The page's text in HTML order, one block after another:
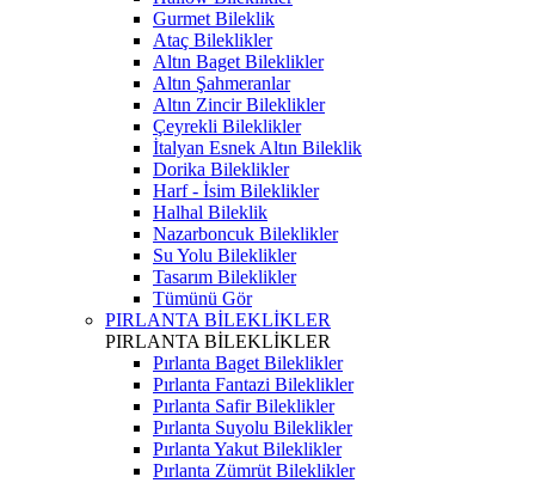
Gurmet Bileklik
Ataç Bileklikler
Altın Baget Bileklikler
Altın Şahmeranlar
Altın Zincir Bileklikler
Çeyrekli Bileklikler
İtalyan Esnek Altın Bileklik
Dorika Bileklikler
Harf - İsim Bileklikler
Halhal Bileklik
Nazarboncuk Bileklikler
Su Yolu Bileklikler
Tasarım Bileklikler
Tümünü Gör
PIRLANTA BİLEKLİKLER
PIRLANTA BİLEKLİKLER
Pırlanta Baget Bileklikler
Pırlanta Fantazi Bileklikler
Pırlanta Safir Bileklikler
Pırlanta Suyolu Bileklikler
Pırlanta Yakut Bileklikler
Pırlanta Zümrüt Bileklikler